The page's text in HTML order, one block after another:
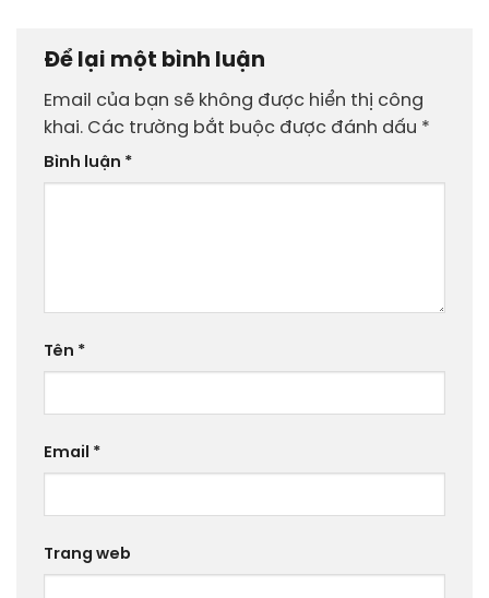
Để lại một bình luận
Email của bạn sẽ không được hiển thị công
khai. Các trường bắt buộc được đánh dấu *
Bình luận *
Tên *
Email *
Trang web